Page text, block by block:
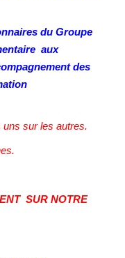
du Groupe
aux
des
sur les autres.
SUR NOTRE